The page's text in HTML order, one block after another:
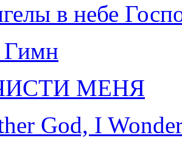
в небе
Гимн
МЕНЯ
God, I